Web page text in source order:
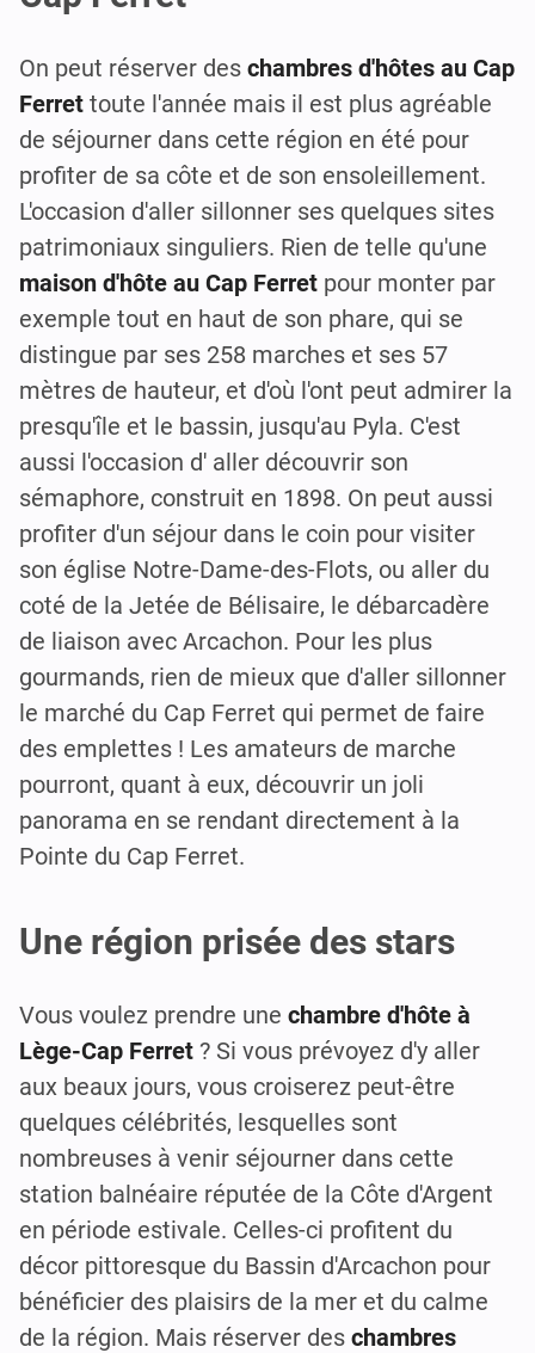
On peut réserver des chambres d'hôtes au Cap
Ferret toute l'année mais il est plus agréable
de séjourner dans cette région en été pour
profiter de sa côte et de son ensoleillement.
L'occasion d'aller sillonner ses quelques sites
patrimoniaux singuliers. Rien de telle qu'une
maison d'hôte au Cap Ferret pour monter par
exemple tout en haut de son phare, qui se
distingue par ses 258 marches et ses 57
mètres de hauteur, et d'où l'ont peut admirer la
presqu'île et le bassin, jusqu'au Pyla. C'est
aussi l'occasion d' aller découvrir son
sémaphore, construit en 1898. On peut aussi
profiter d'un séjour dans le coin pour visiter
son église Notre-Dame-des-Flots, ou aller du
coté de la Jetée de Bélisaire, le débarcadère
de liaison avec Arcachon. Pour les plus
gourmands, rien de mieux que d'aller sillonner
le marché du Cap Ferret qui permet de faire
des emplettes ! Les amateurs de marche
pourront, quant à eux, découvrir un joli
panorama en se rendant directement à la
Pointe du Cap Ferret.
Une région prisée des stars
Vous voulez prendre une chambre d'hôte à
Lège-Cap Ferret ? Si vous prévoyez d'y aller
aux beaux jours, vous croiserez peut-être
quelques célébrités, lesquelles sont
nombreuses à venir séjourner dans cette
station balnéaire réputée de la Côte d'Argent
en période estivale. Celles-ci profitent du
décor pittoresque du Bassin d'Arcachon pour
bénéficier des plaisirs de la mer et du calme
de la région. Mais réserver des chambres